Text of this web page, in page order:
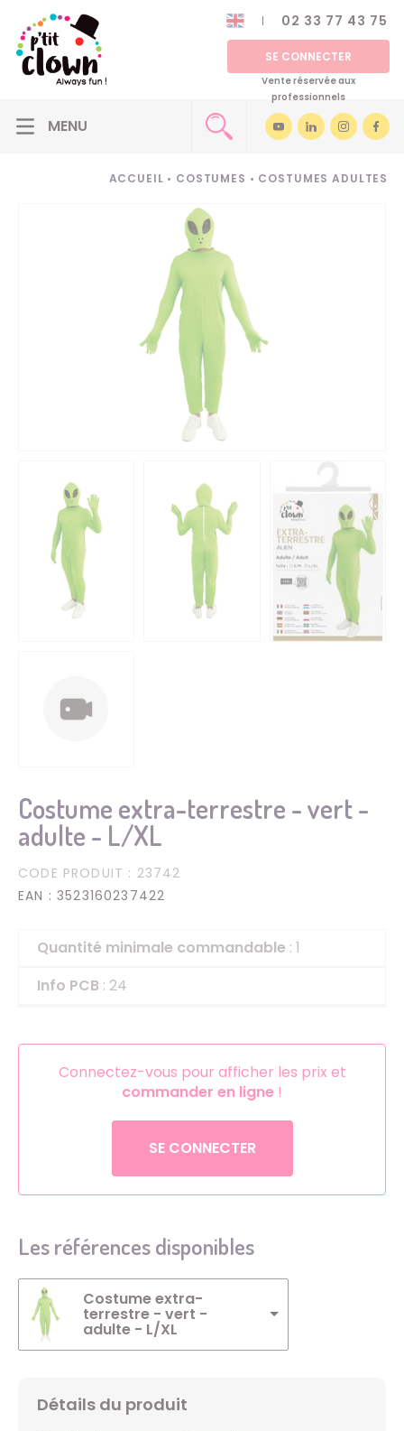
02 33 77 43 75
SE CONNECTER
Vente réservée aux
professionnels
ACCUEIL • COSTUMES • COSTUMES ADULTES
Costume extra-terrestre - vert -
adulte - L/XL
CODE PRODUIT : 23742
EAN : 3523160237422
Quantité minimale commandable : 1
Info PCB : 24
Connectez-vous pour afficher les prix et
commander en ligne !
SE CONNECTER
Les références disponibles
Costume extra-
terrestre - vert -
adulte - L/XL
Détails du produit